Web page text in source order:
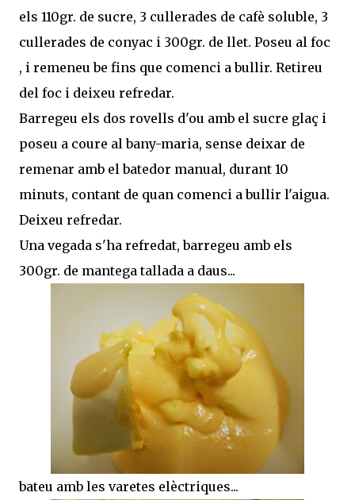
els 110gr. de sucre, 3 cullerades de cafè soluble, 3
cullerades de conyac i 300gr. de llet. Poseu al foc
, i remeneu be fins que comenci a bullir. Retireu
del foc i deixeu refredar.
Barregeu els dos rovells d'ou amb el sucre glaç i
poseu a coure al bany-maria, sense deixar de
remenar amb el batedor manual, durant 10
minuts, contant de quan comenci a bullir l'aigua.
Deixeu refredar.
Una vegada s'ha refredat, barregeu amb els
300gr. de mantega tallada a daus...
bateu amb les varetes elèctriques...